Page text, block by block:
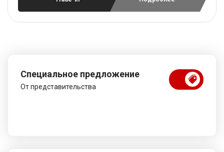
Специальное предложение
От представительства